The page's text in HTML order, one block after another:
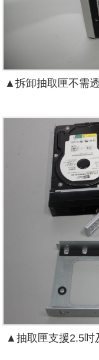
▲拆卸抽取匣不需
▲抽取匣支援2.5吋